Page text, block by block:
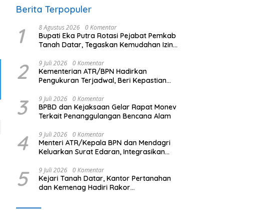
Berita Terpopuler
1 8 Agustus 2026 0 Komentar
Bupati Eka Putra Rotasi Pejabat Pemkab
Tanah Datar, Tegaskan Kemudahan Izin
2 9 Juli 2026 0 Komentar
Kementerian ATR/BPN Hadirkan
Pengukuran Terjadwal, Beri Kepastian
3 9 Juli 2026 0 Komentar
BPBD dan Kejaksaan Gelar Rapat Monev
Terkait Penanggulangan Bencana Alam
4 9 Juli 2026 0 Komentar
Menteri ATR/Kepala BPN dan Mendagri
Keluarkan Surat Edaran, Integrasikan
5 9 Juli 2026 0 Komentar
Kejari Tanah Datar, Kantor Pertanahan
dan Kemenag Hadiri Rakor